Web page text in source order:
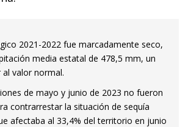
2021-2022 fue marcadamente seco,
media estatal de 478,5 mm, un
al valor normal.
de mayo y junio de 2023 no fueron
contrarrestar la situación de sequía
afectaba al 33,4% del territorio en junio